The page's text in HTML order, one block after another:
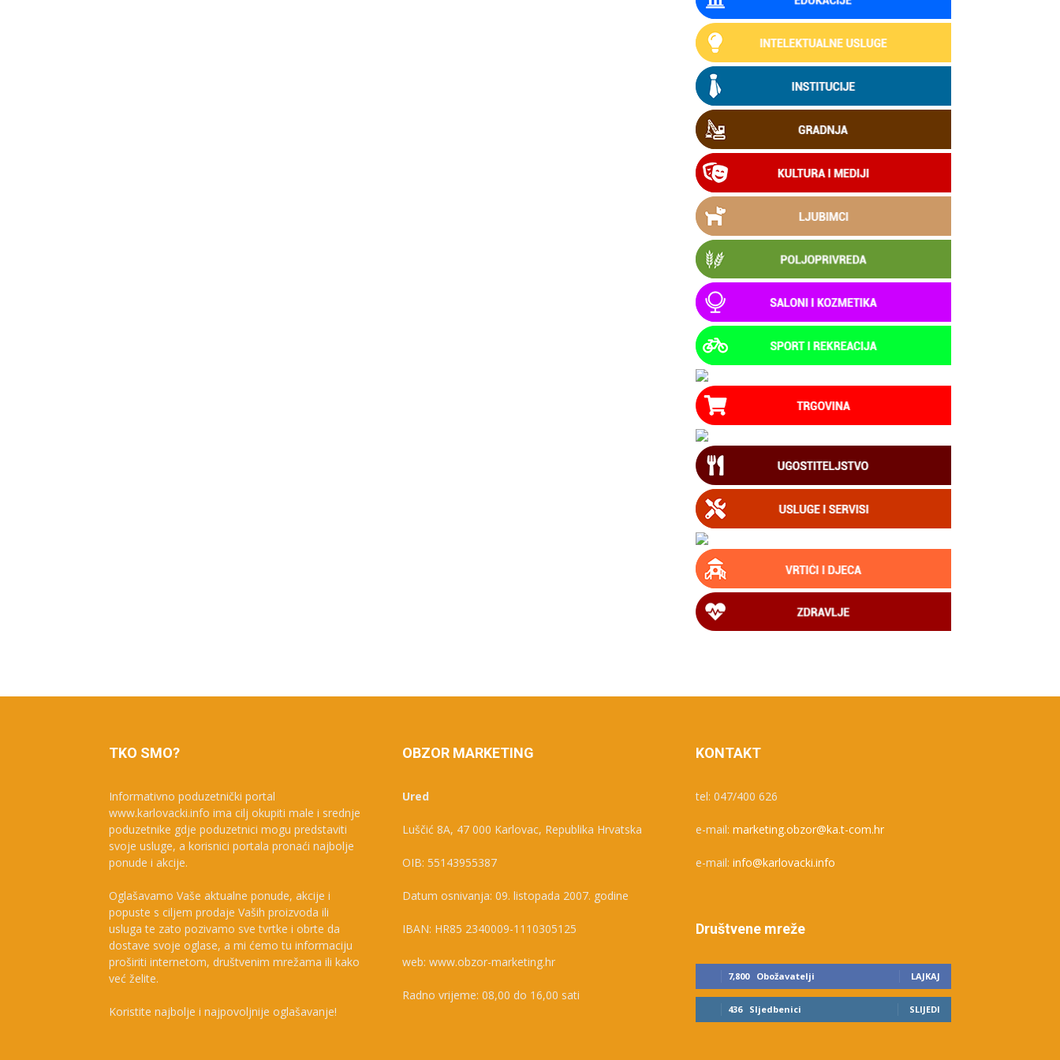
TKO SMO?
Informativno poduzetnički portal
www.karlovacki.info ima cilj okupiti male i srednje
poduzetnike gdje poduzetnici mogu predstaviti
svoje usluge, a korisnici portala pronaći najbolje
ponude i akcije.
Oglašavamo Vaše aktualne ponude, akcije i
popuste s ciljem prodaje Vaših proizvoda ili
usluga te zato pozivamo sve tvrtke i obrte da
dostave svoje oglase, a mi ćemo tu informaciju
proširiti internetom, društvenim mrežama ili kako
već želite.
Koristite najbolje i najpovoljnije oglašavanje!
OBZOR MARKETING
Ured
Luščić 8A, 47 000 Karlovac, Republika Hrvatska
OIB: 55143955387
Datum osnivanja: 09. listopada 2007. godine
IBAN: HR85 2340009-1110305125
web: www.obzor-marketing.hr
Radno vrijeme: 08,00 do 16,00 sati
KONTAKT
tel: 047/400 626
e-mail: marketing.obzor@ka.t-com.hr
e-mail: info@karlovacki.info
Društvene mreže
7,800 Obožavatelji LAJKAJ
436 Sljedbenici SLIJEDI